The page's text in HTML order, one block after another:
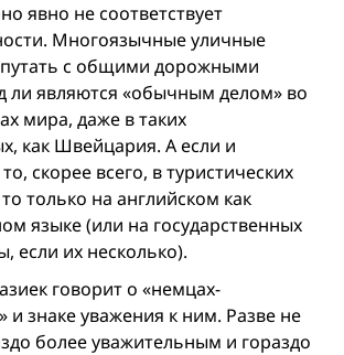
явно не соответствует
Многоязычные уличные
путать с общими дорожными
ли являются «обычным делом» во
мира, даже в таких
как Швейцария. А если и
скорее всего, в туристических
только на английском как
языке (или на государственных
если их несколько).
говорит о «немцах-
и знаке уважения к ним. Разве не
более уважительным и гораздо